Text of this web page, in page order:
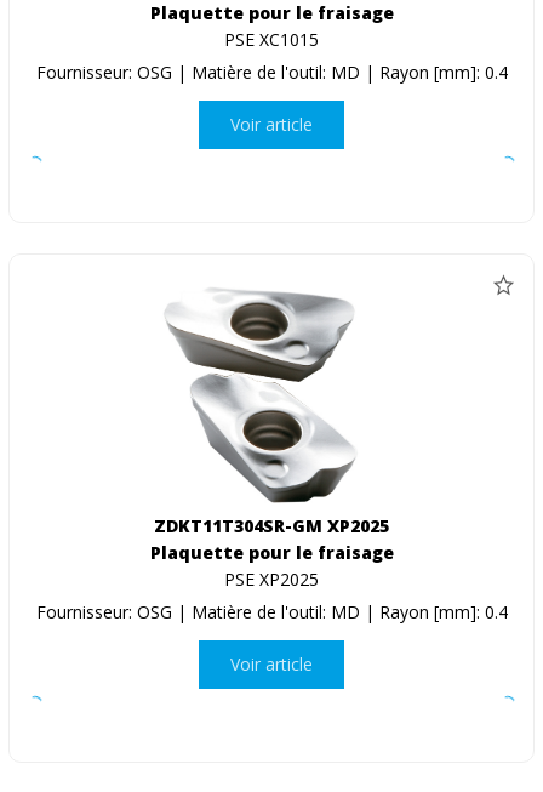
Plaquette pour le fraisage
PSE XC1015
Fournisseur: OSG | Matière de l'outil: MD | Rayon [mm]: 0.4
Voir article
ZDKT11T304SR-GM XP2025
Plaquette pour le fraisage
PSE XP2025
Fournisseur: OSG | Matière de l'outil: MD | Rayon [mm]: 0.4
Voir article